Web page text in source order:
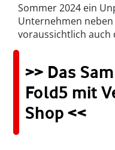
Sommer 2024 ein
Unternehmen neben
voraussichtlich auch
>> Das
Fold5 mit
Shop <<